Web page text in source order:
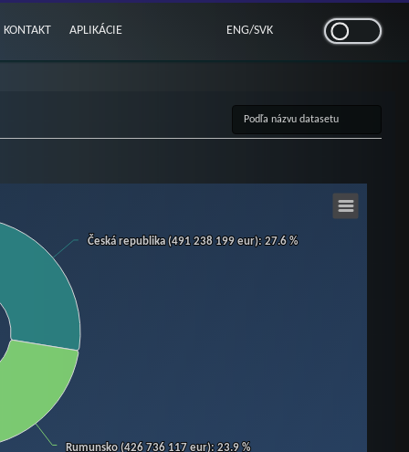
KONTAKT APLIKÁCIE ENG/SVK
Česká republika (491 238 199 eur): 27.6 %
Česká republika (491 238 199 eur): 27.6 %
Rumunsko (426 736 117 eur): 23.9 %
Rumunsko (426 736 117 eur): 23.9 %